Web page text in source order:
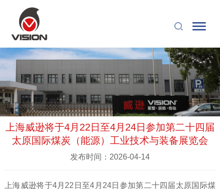
上海威逊将于4月22日至4月24日参加第二十四届
太原国际煤炭（能源）工业技术与装备展览会
发布时间：2026-04-14
上海威逊将于4月22日至4月24日参加第二十四届太原国际煤